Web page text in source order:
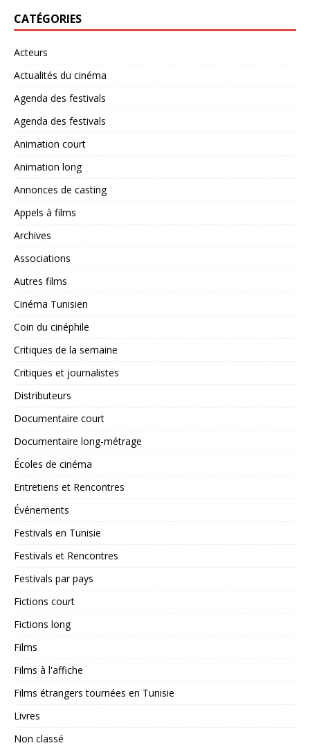
CATÉGORIES
Acteurs
Actualités du cinéma
Agenda des festivals
Agenda des festivals
Animation court
Animation long
Annonces de casting
Appels à films
Archives
Associations
Autres films
Cinéma Tunisien
Coin du cinéphile
Critiques de la semaine
Critiques et journalistes
Distributeurs
Documentaire court
Documentaire long-métrage
Écoles de cinéma
Entretiens et Rencontres
Événements
Festivals en Tunisie
Festivals et Rencontres
Festivals par pays
Fictions court
Fictions long
Films
Films à l'affiche
Films étrangers tournées en Tunisie
Livres
Non classé